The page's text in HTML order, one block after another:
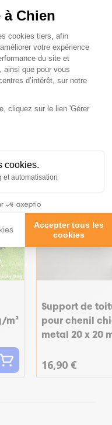
Chien
du
cookies tiers, afin
votre expérience
du site et
ainsi que pour vous
d’intérêt, sur notre
cliquez sur le lien 'Gérer
cookies.
et automatisation
Accepter tous les
cookies
vous
m²
Support de
pour chenil
metal 20 x 20
16,90 €